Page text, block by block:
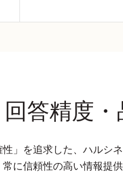
回答精度
」を追求した、ハルシ
常に信頼性の高い情報提